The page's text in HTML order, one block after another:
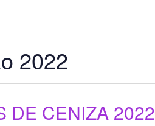
2022
DE CENIZA 2022